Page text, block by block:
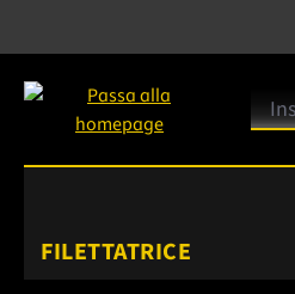
FILETTATRICE